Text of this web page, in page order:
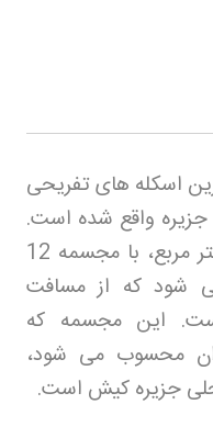
اسکله های تفریحی
واقع شده است.
این اسکله با مساحت 4000 متر مربع، با مجسمه 12
شود که از مسافت
این مجسمه که
محسوب می شود،
جزیره کیش است.